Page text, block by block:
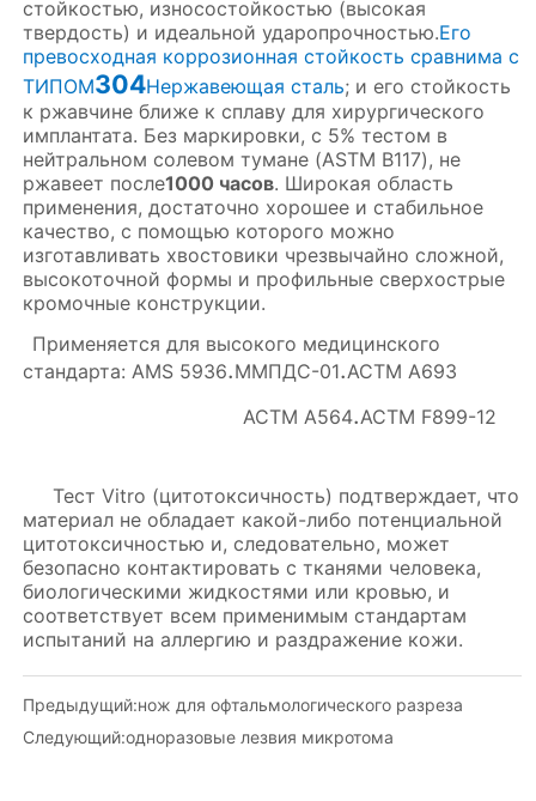
Предыдущий:нож для офтальмологического разреза
Следующий:одноразовые лезвия микротома